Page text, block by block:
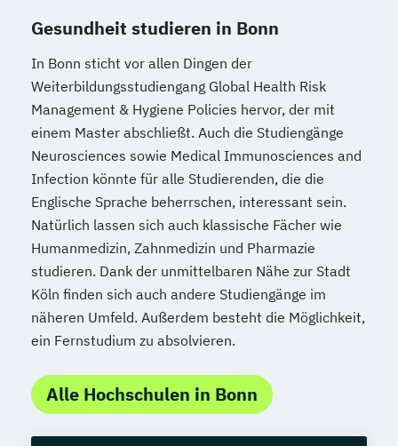
Gesundheit studieren in Bonn
In Bonn sticht vor allen Dingen der
Weiterbildungsstudiengang Global Health Risk
Management & Hygiene Policies hervor, der mit
einem Master abschließt. Auch die Studiengänge
Neurosciences sowie Medical Immunosciences and
Infection könnte für alle Studierenden, die die
Englische Sprache beherrschen, interessant sein.
Natürlich lassen sich auch klassische Fächer wie
Humanmedizin, Zahnmedizin und Pharmazie
studieren. Dank der unmittelbaren Nähe zur Stadt
Köln finden sich auch andere Studiengänge im
näheren Umfeld. Außerdem besteht die Möglichkeit,
ein Fernstudium zu absolvieren.
Alle Hochschulen in Bonn